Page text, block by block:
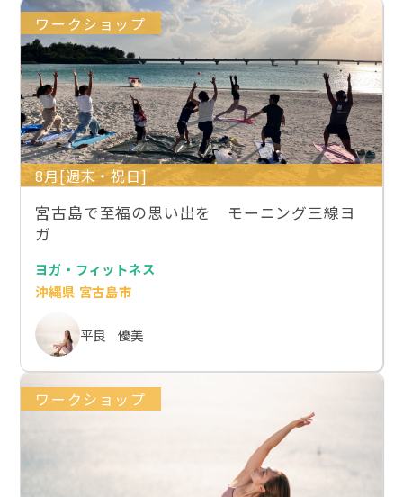
ワークショップ
8月[週末・祝日]
宮古島で至福の思い出を モーニング三線ヨ
ガ
ヨガ・フィットネス
沖縄県 宮古島市
平良 優美
ワークショップ